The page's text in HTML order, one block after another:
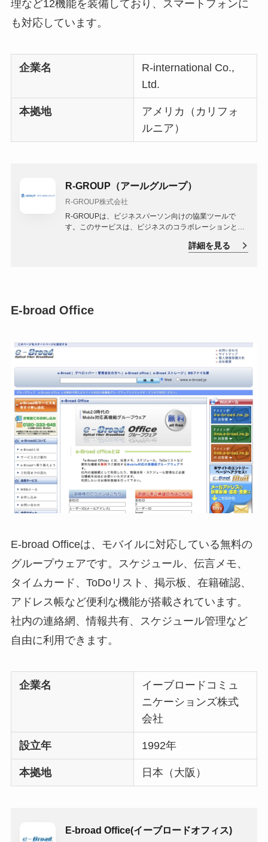
理など12機能を装備しており、スマートフォンに
も対応しています。
企業名
R-international Co.,
Ltd.
本拠地
アメリカ（カリフォ
ルニア）
R-GROUP（アールグループ）
R-GROUP株式会社
R-GROUPは、ビジネスパーソン向けの協業ツールで
す。このサービスは、ビジネスのコラボレーションと効
詳細を見る
E-broad Office
E-broad Officeは、モバイルに対応している無料の
グループウェアです。スケジュール、伝言メモ、
タイムカード、ToDoリスト、掲示板、在籍確認、
アドレス帳など便利な機能が搭載されています。
社内の連絡網、情報共有、スケジュール管理など
自由に利用できます。
企業名
イーブロードコミュ
ニケーションズ株式
会社
設立年 1992年
本拠地 日本（大阪）
E-broad Office(イーブロードオフィス)